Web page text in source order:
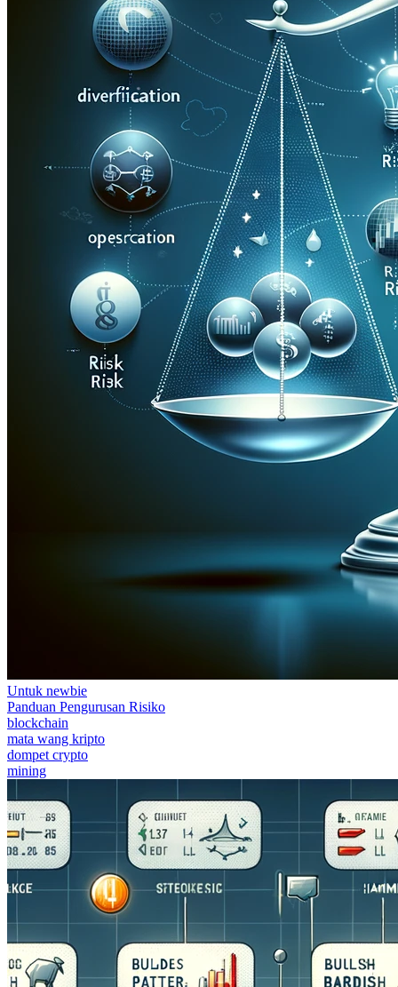
Untuk newbie
Panduan Pengurusan Risiko
blockchain
mata wang kripto
dompet crypto
mining